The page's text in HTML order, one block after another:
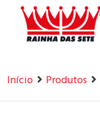
Home Produtos
Início Produtos